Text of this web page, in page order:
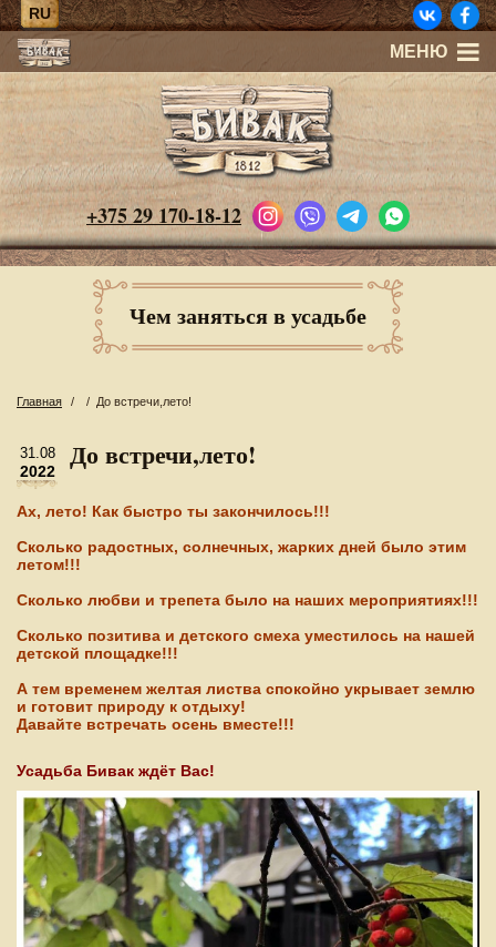
RU
+375 29 170-18-12
МЕНЮ
Чем заняться в усадьбе
Главная / / До встречи,лето!
31.08
2022 До встречи,лето!
Ах, лето! Как быстро ты закончилось!!!
Сколько радостных, солнечных, жарких дней было этим
летом!!!
Сколько любви и трепета было на наших мероприятиях!!!
Сколько позитива и детского смеха уместилось на нашей
детской площадке!!!
А тем временем желтая листва спокойно укрывает землю
и готовит природу к отдыху!
Давайте встречать осень вместе!!!
Усадьба Бивак ждёт Вас!